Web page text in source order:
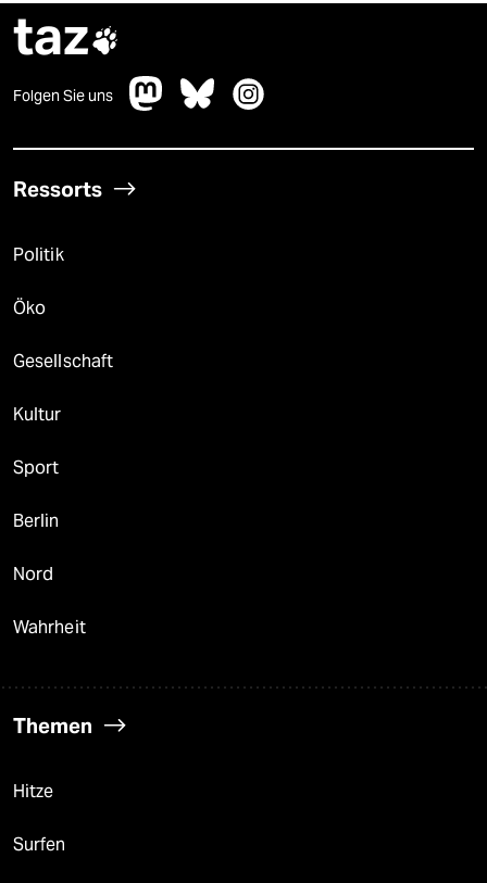
taz
Folgen Sie uns
Ressorts
Politik
Öko
Gesellschaft
Kultur
Sport
Berlin
Nord
Wahrheit
Themen
Hitze
Surfen